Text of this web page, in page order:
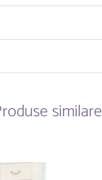
similare